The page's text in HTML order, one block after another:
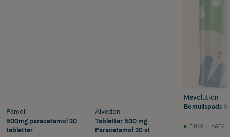
Pamol
500mg paracetamol 20
tabletter
Alvedon
Tabletter 500 mg
Paracetamol 20 st
Mevolution
Bomullspads
FINNS I LAGER